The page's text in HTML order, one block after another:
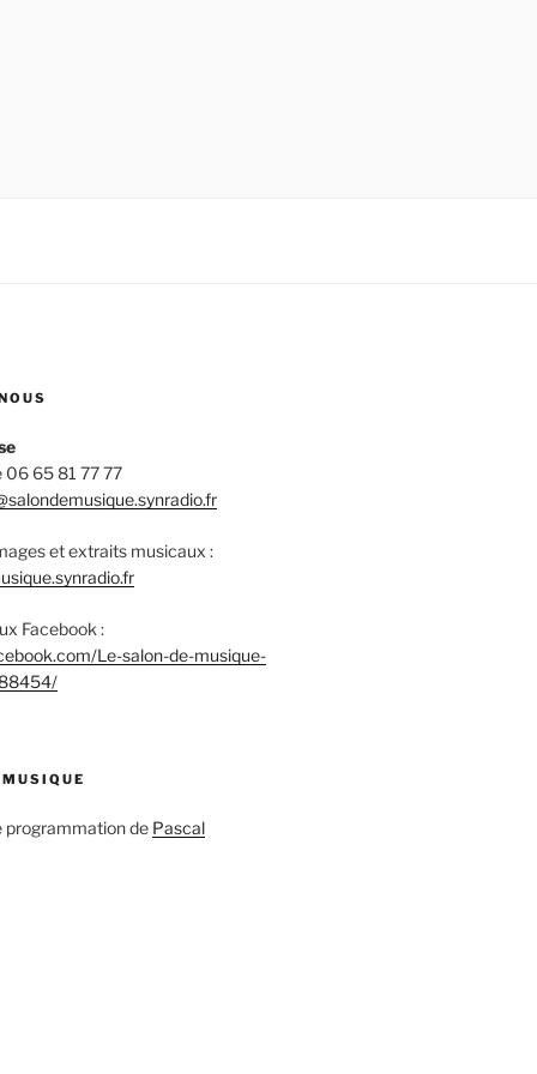
06 65 81 77 77
et extraits musicaux :
Facebook :
Le-salon-de-musique-
programmation de Pascal